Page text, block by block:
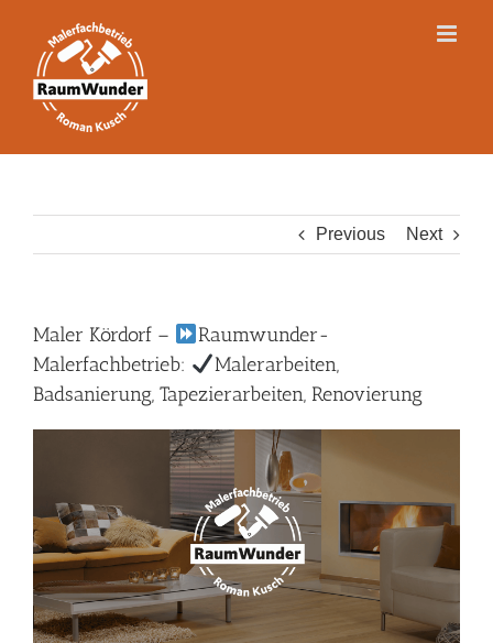
content
Previous Next
Maler Kördorf –
Raumwunder-
Malerfachbetrieb:
Malerarbeiten,
Badsanierung, Tapezierarbeiten, Renovierung